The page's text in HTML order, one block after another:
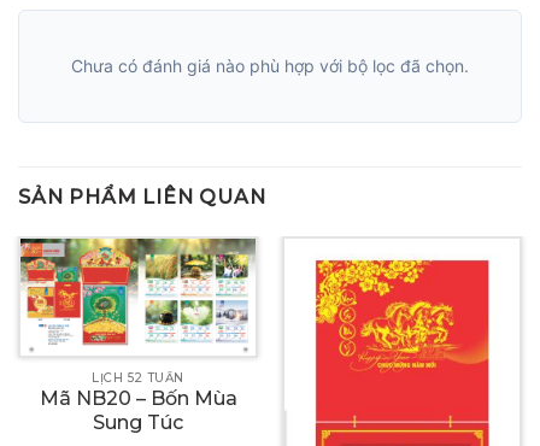
Chưa có đánh giá nào phù hợp với bộ lọc đã chọn.
SẢN PHẨM LIÊN QUAN
LỊCH 52 TUẦN
Mã NB20 – Bốn Mùa
Sung Túc